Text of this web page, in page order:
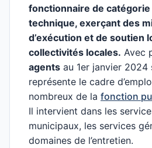
fonctionnaire de catégorie
technique, exerçant des
d’exécution et de soutien
collectivités locales. Avec
agents au 1er janvier 2024
représente le cadre
nombreux de la fonction
Il intervient dans les
municipaux, les services
domaines de l’entretien.